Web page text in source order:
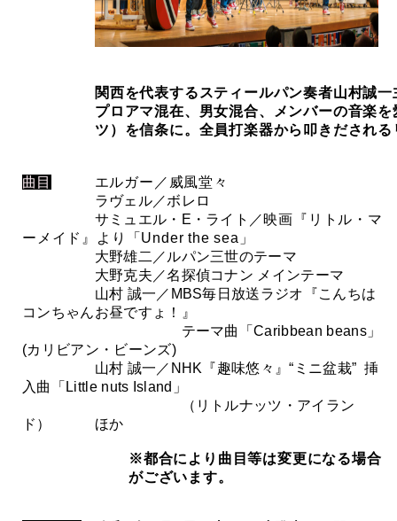
関西を代表するスティールパン奏者山村誠
プロアマ混在、男女混合、メンバーの音楽
ツ）を信条に。 全員打楽器から叩きだされ
曲目
エルガー／威風堂々
ラヴェル／ボレロ
サミュエル・E・ライト／映画『リトル・マ
ーメイド』より「Under the sea」
大野雄二／ルパン三世のテーマ
大野克夫／名探偵コナン メインテーマ
山村 誠一／MBS毎日放送ラジオ『こんちは
コンちゃんお昼ですょ！』
テーマ曲「Caribbean beans」
(カリビアン・ビーンズ)
山村 誠一／NHK『趣味悠々』“ミニ盆栽” 挿
入曲「Little nuts Island」
（リトルナッツ・アイラン
ド） ほか
※都合により曲目等は変更になる場合
がございます。